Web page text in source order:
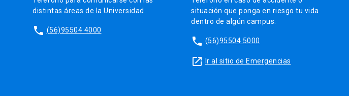
distintas áreas de la Universidad.
phone (56)95504 4000
situación que ponga en riesgo tu vida
dentro de algún campus.
phone (56)95504 5000
launch Ir al sitio de Emergencias